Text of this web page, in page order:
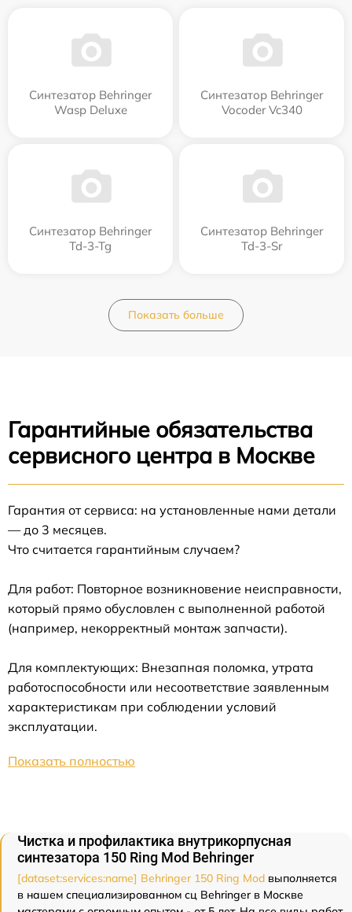
Синтезатор Behringer
Wasp Deluxe
Синтезатор Behringer
Vocoder Vc340
Синтезатор Behringer
Td-3-Tg
Синтезатор Behringer
Td-3-Sr
Показать больше
Гарантийные обязательства
сервисного центра в Москве
Гарантия от сервиса: на установленные нами детали
— до 3 месяцев.
Что считается гарантийным случаем?
Для работ: Повторное возникновение неисправности,
который прямо обусловлен с выполненной работой
(например, некорректный монтаж запчасти).
Для комплектующих: Внезапная поломка, утрата
работоспособности или несоответствие заявленным
характеристикам при соблюдении условий
эксплуатации.
Показать полностью
Чистка и профилактика внутрикорпусная
синтезатора 150 Ring Mod Behringer
[dataset:services:name] Behringer 150 Ring Mod выполняется
в нашем специализированном сц Behringer в Москве